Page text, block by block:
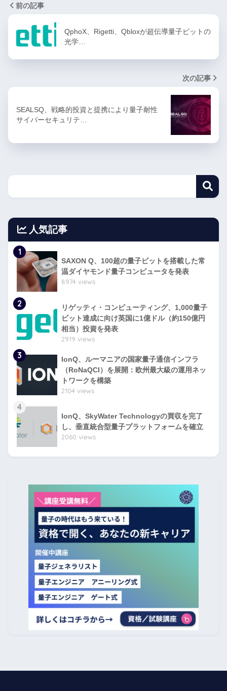
前の記事
QphoX、Rigetti、Qbloxが超伝導量子ビットの
光学…
次の記事
SEALSQ、戦略的投資と提携により量子耐性
サイバーセキュリテ…
人気記事
1
SAXON Q、100超の量子ビットを搭載した常
温ダイヤモンド量子コンピュータを発表
8974 views
2
リゲッティ・コンピューティング、1,000量子
ビット達成に向け英国に1億ドル（約150億円
相当）投資を発表
2919 views
3
IonQ、ルーマニアの国家量子通信インフラ
（RoNaQCI）を展開：欧州最大級の運用ネッ
トワークを構築
2104 views
4
IonQ、SkyWater Technologyの買収を完了
し、垂直統合型量子プラットフォームを確立
2060 views